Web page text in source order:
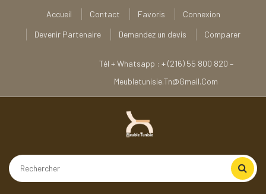
Accueil Contact Favoris
Connexion
Devenir Partenaire
Demandez un devis Comparer
Tél + Whatsapp : + (216) 55 800 820 –
Meubletunisie.tn@gmail.com